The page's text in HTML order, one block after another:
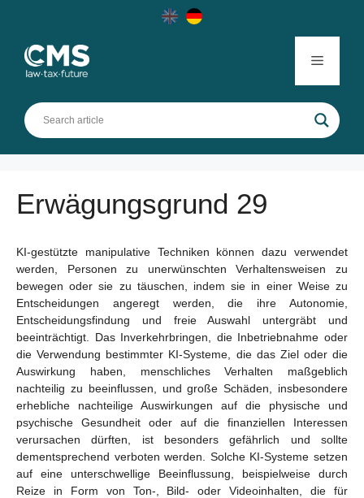
Menu
Erwägungsgrund 29
KI-gestützte manipulative Techniken können dazu verwendet
werden, Personen zu unerwünschten Verhaltensweisen zu
bewegen oder sie zu täuschen, indem sie in einer Weise zu
Entscheidungen angeregt werden, die ihre Autonomie,
Entscheidungsfindung und freie Auswahl untergräbt und
beeinträchtigt. Das Inverkehrbringen, die Inbetriebnahme oder
die Verwendung bestimmter KI-Systeme, die das Ziel oder die
Auswirkung haben, menschliches Verhalten maßgeblich
nachteilig zu beeinflussen, und große Schäden, insbesondere
erhebliche nachteilige Auswirkungen auf die physische und
psychische Gesundheit oder auf die finanziellen Interessen
verursachen dürften, ist besonders gefährlich und sollte
dementsprechend verboten werden. Solche KI-Systeme setzen
auf eine unterschwellige Beeinflussung, beispielweise durch
Reize in Form von Ton-, Bild- oder Videoinhalten, die für